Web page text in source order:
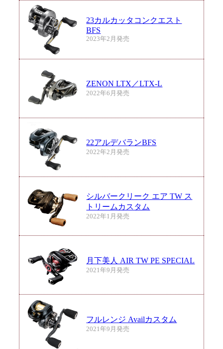
23カルカッタコンクエスト
BFS
2023年2月発売
ZENON LTX／LTX-L
2022年6月発売
22アルデバランBFS
2022年2月発売
シルバークリーク エア TW ス
トリームカスタム
2022年1月発売
月下美人 AIR TW PE SPECIAL
2021年9月発売
フルレンジ Availカスタム
2021年9月発売